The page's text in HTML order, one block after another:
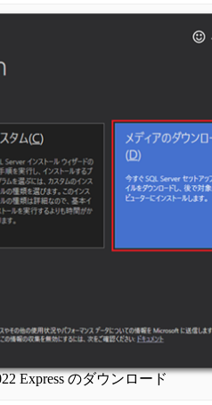
Express のダウンロード